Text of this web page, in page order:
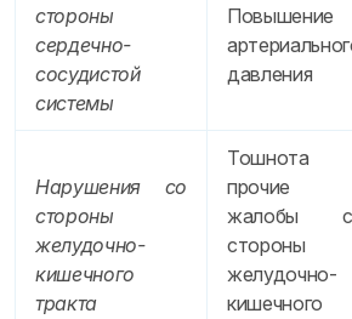
стороны
сердечно-
сосудистой
системы
Повышение
давления
Нарушения со
стороны
желудочно-
кишечного
тракта
Тошнота
прочие
жалобы
стороны
желудочно-
кишечного